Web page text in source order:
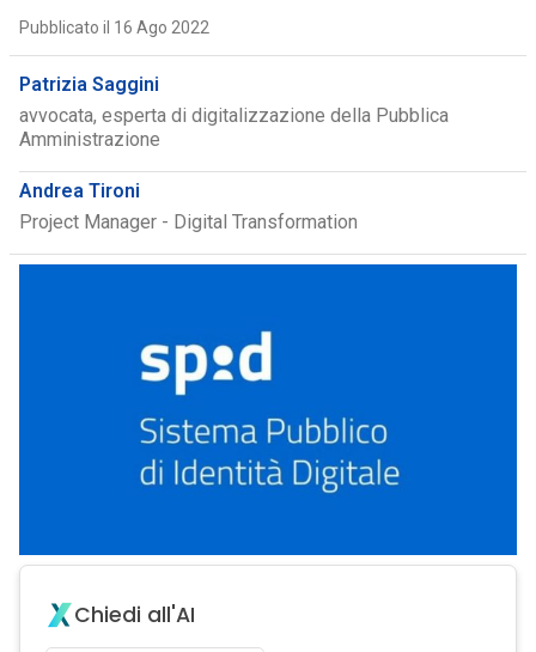
Pubblicato il 16 Ago 2022
Patrizia Saggini
avvocata, esperta di digitalizzazione della Pubblica
Amministrazione
Andrea Tironi
Project Manager - Digital Transformation
Chiedi all'AI